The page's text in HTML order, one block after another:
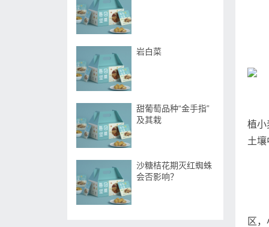
植小
土
区
岩白菜
甜葡萄品种“金手指”
及其栽
沙糖桔花期灭红蜘蛛
会否影响？